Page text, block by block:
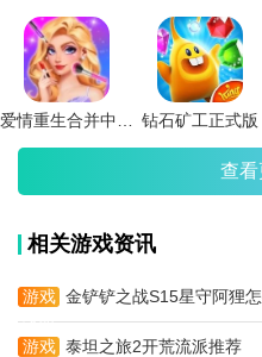
钻石矿工正式版
查看
相关游戏资讯
游戏
游戏 泰坦之旅2开荒流派推荐